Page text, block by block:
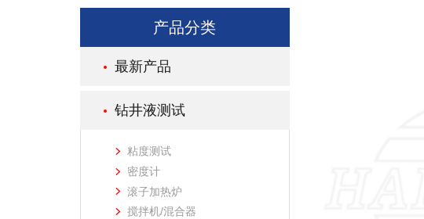
产品分类
最新产品
钻井液测试
粘度测试
密度计
滚子加热炉
搅拌机/混合器